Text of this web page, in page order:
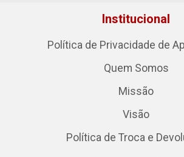
Institucional
Política de Privacidade de
Quem Somos
Missão
Visão
Política de Troca e